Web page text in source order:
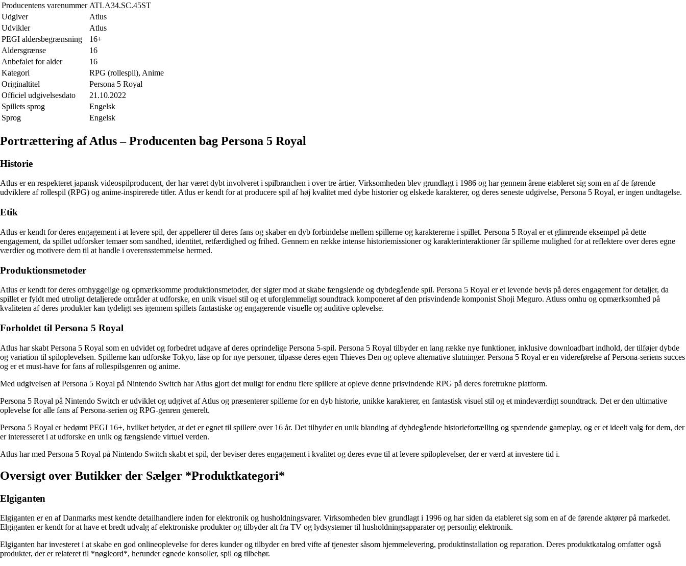
Producentens varenummer ATLA34.SC.45ST
Udgiver
Atlus
Udvikler
Atlus
PEGI aldersbegrænsning
16+
Aldersgrænse
16
Anbefalet for alder
16
Kategori
RPG (rollespil), Anime
Originaltitel
Persona 5 Royal
Officiel udgivelsesdato
21.10.2022
Spillets sprog
Engelsk
Sprog
Engelsk
Portrættering af Atlus – Producenten bag Persona 5 Royal
Historie
Atlus er en respekteret japansk videospilproducent, der har været dybt involveret i spilbranchen i over tre årtier. Virksomheden blev grundlagt i 1986 og har gennem årene etableret sig som en af de førende
udviklere af rollespil (RPG) og anime-inspirerede titler. Atlus er kendt for at producere spil af høj kvalitet med dybe historier og elskede karakterer, og deres seneste udgivelse, Persona 5 Royal, er ingen undtagelse.
Etik
Atlus er kendt for deres engagement i at levere spil, der appellerer til deres fans og skaber en dyb forbindelse mellem spillerne og karaktererne i spillet. Persona 5 Royal er et glimrende eksempel på dette
engagement, da spillet udforsker temaer som sandhed, identitet, retfærdighed og frihed. Gennem en række intense historiemissioner og karakterinteraktioner får spillerne mulighed for at reflektere over deres egne
værdier og motivere dem til at handle i overensstemmelse hermed.
Produktionsmetoder
Atlus er kendt for deres omhyggelige og opmærksomme produktionsmetoder, der sigter mod at skabe fængslende og dybdegående spil. Persona 5 Royal er et levende bevis på deres engagement for detaljer, da
spillet er fyldt med utroligt detaljerede områder at udforske, en unik visuel stil og et uforglemmeligt soundtrack komponeret af den prisvindende komponist Shoji Meguro. Atluss omhu og opmærksomhed på
kvaliteten af deres produkter kan tydeligt ses igennem spillets fantastiske og engagerende visuelle og auditive oplevelse.
Forholdet til Persona 5 Royal
Atlus har skabt Persona 5 Royal som en udvidet og forbedret udgave af deres oprindelige Persona 5-spil. Persona 5 Royal tilbyder en lang række nye funktioner, inklusive downloadbart indhold, der tilføjer dybde
og variation til spiloplevelsen. Spillerne kan udforske Tokyo, låse op for nye personer, tilpasse deres egen Thieves Den og opleve alternative slutninger. Persona 5 Royal er en videreførelse af Persona-seriens succes
og er et must-have for fans af rollespilsgenren og anime.
Med udgivelsen af Persona 5 Royal på Nintendo Switch har Atlus gjort det muligt for endnu flere spillere at opleve denne prisvindende RPG på deres foretrukne platform.
Persona 5 Royal på Nintendo Switch er udviklet og udgivet af Atlus og præsenterer spillerne for en dyb historie, unikke karakterer, en fantastisk visuel stil og et mindeværdigt soundtrack. Det er den ultimative
oplevelse for alle fans af Persona-serien og RPG-genren generelt.
Persona 5 Royal er bedømt PEGI 16+, hvilket betyder, at det er egnet til spillere over 16 år. Det tilbyder en unik blanding af dybdegående historiefortælling og spændende gameplay, og er et ideelt valg for dem, der
er interesseret i at udforske en unik og fængslende virtuel verden.
Atlus har med Persona 5 Royal på Nintendo Switch skabt et spil, der beviser deres engagement i kvalitet og deres evne til at levere spiloplevelser, der er værd at investere tid i.
Oversigt over Butikker der Sælger *Produktkategori*
Elgiganten
Elgiganten er en af Danmarks mest kendte detailhandlere inden for elektronik og husholdningsvarer. Virksomheden blev grundlagt i 1996 og har siden da etableret sig som en af de førende aktører på markedet.
Elgiganten er kendt for at have et bredt udvalg af elektroniske produkter og tilbyder alt fra TV og lydsystemer til husholdningsapparater og personlig elektronik.
Elgiganten har investeret i at skabe en god onlineoplevelse for deres kunder og tilbyder en bred vifte af tjenester såsom hjemmelevering, produktinstallation og reparation. Deres produktkatalog omfatter også
produkter, der er relateret til *nøgleord*, herunder egnede konsoller, spil og tilbehør.